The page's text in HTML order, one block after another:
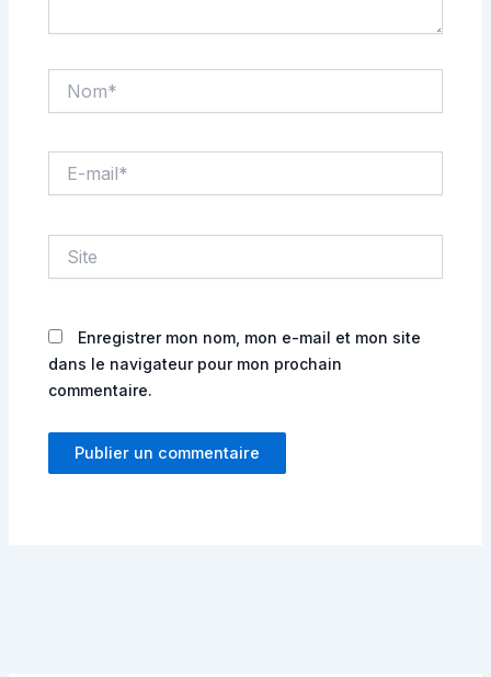
mail*
Enregistrer mon nom, mon e-mail et mon site
dans le navigateur pour mon prochain
commentaire.